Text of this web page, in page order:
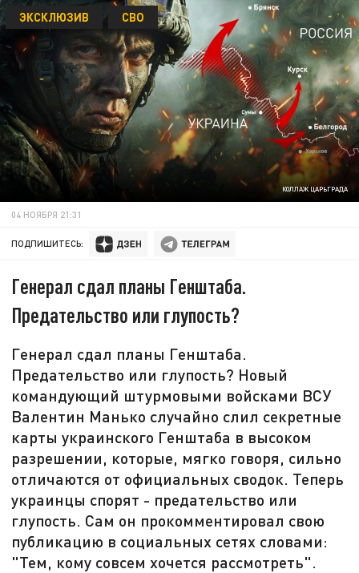
КОЛЛАЖ ЦАРЬГРАДА
ЭКСКЛЮЗИВ СВО
04 НОЯБРЯ 21:31
ПОДПИШИТЕСЬ:
Генерал сдал планы Генштаба.
Предательство или глупость?
Генерал сдал планы Генштаба.
Предательство или глупость? Новый
командующий штурмовыми войсками ВСУ
Валентин Манько случайно слил секретные
карты украинского Генштаба в высоком
разрешении, которые, мягко говоря, сильно
отличаются от официальных сводок. Теперь
украинцы спорят - предательство или
глупость. Сам он прокомментировал свою
публикацию в социальных сетях словами:
"Тем, кому совсем хочется рассмотреть".